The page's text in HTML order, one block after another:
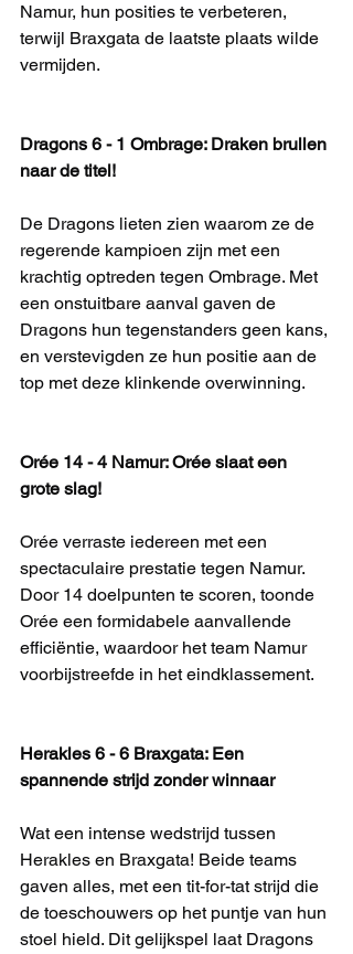
Namur, hun posities te verbeteren,
terwijl Braxgata de laatste plaats wilde
vermijden.
Dragons 6 - 1 Ombrage: Draken brullen
naar de titel!
De Dragons lieten zien waarom ze de
regerende kampioen zijn met een
krachtig optreden tegen Ombrage. Met
een onstuitbare aanval gaven de
Dragons hun tegenstanders geen kans,
en verstevigden ze hun positie aan de
top met deze klinkende overwinning.
Orée 14 - 4 Namur: Orée slaat een
grote slag!
Orée verraste iedereen met een
spectaculaire prestatie tegen Namur.
Door 14 doelpunten te scoren, toonde
Orée een formidabele aanvallende
efficiëntie, waardoor het team Namur
voorbijstreefde in het eindklassement.
Herakles 6 - 6 Braxgata: Een
spannende strijd zonder winnaar
Wat een intense wedstrijd tussen
Herakles en Braxgata! Beide teams
gaven alles, met een tit-for-tat strijd die
de toeschouwers op het puntje van hun
stoel hield. Dit gelijkspel laat Dragons